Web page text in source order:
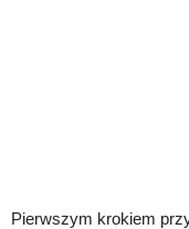
Pierwszym krokiem